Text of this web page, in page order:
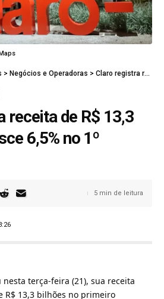
> Negócios e Operadoras > Claro registra receita de R$ 13,3 bilhões e cresce 6,5% no 1º trimestre
receita de R$ 13,3
6,5% no 1º
5 min de leitura
terça-feira (21), sua receita
R$ 13,3 bilhões no primeiro